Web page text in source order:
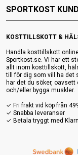
KOSTTILLSKOTT &
Handla kosttillskott
Sportkost.se. Vi har ett
allt inom kosttillskott,
till för dig som vill ha det
har det du söker, oavsett
och/eller bygga muskler.
✓ Fri frakt vid köp från
✓ Snabba leveranser
✓ Betala tryggt med
SPORTKOST